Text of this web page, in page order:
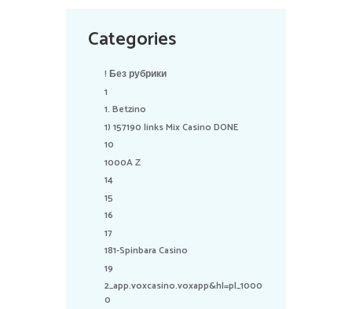
Categories
! Без рубрики
1
1. Betzino
1) 157190 links Mix Casino DONE
10
1000A Z
14
15
16
17
181-Spinbara Casino
19
2_app.voxcasino.voxapp&hl=pl_1000
0